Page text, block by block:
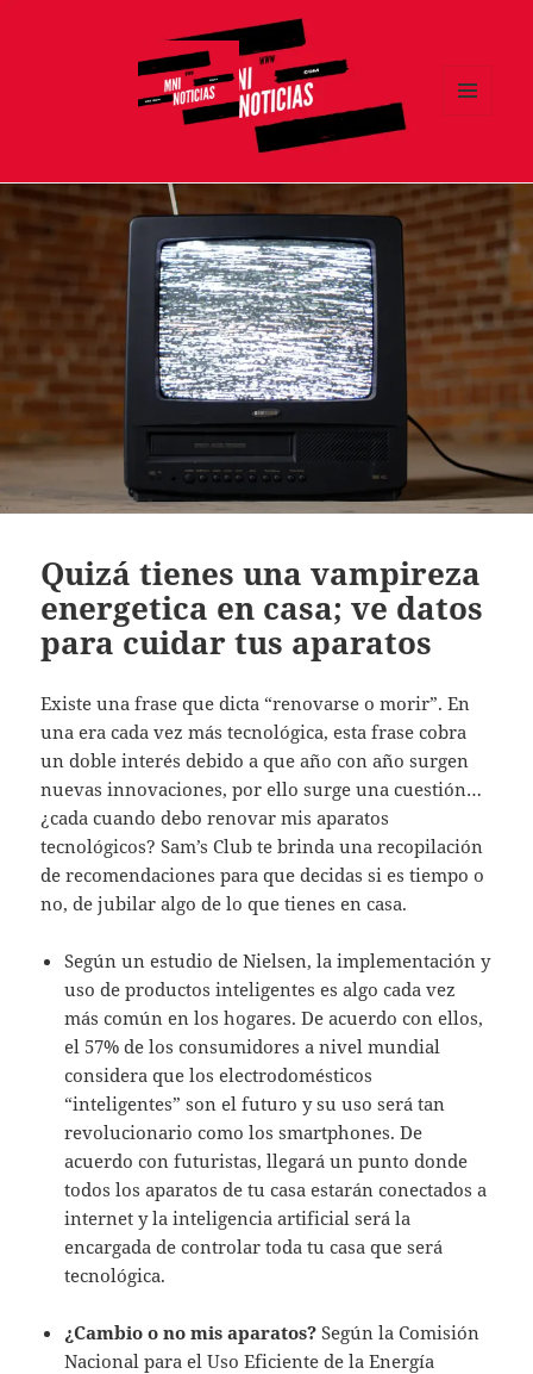
Quizá tienes una vampireza
energetica en casa; ve datos
para cuidar tus aparatos
Existe una frase que dicta “renovarse o morir”. En
una era cada vez más tecnológica, esta frase cobra
un doble interés debido a que año con año surgen
nuevas innovaciones, por ello surge una cuestión…
¿cada cuando debo renovar mis aparatos
tecnológicos? Sam’s Club te brinda una recopilación
de recomendaciones para que decidas si es tiempo o
no, de jubilar algo de lo que tienes en casa.
Según un estudio de Nielsen, la implementación y
uso de productos inteligentes es algo cada vez
más común en los hogares. De acuerdo con ellos,
el 57% de los consumidores a nivel mundial
considera que los electrodomésticos
“inteligentes” son el futuro y su uso será tan
revolucionario como los smartphones. De
acuerdo con futuristas, llegará un punto donde
todos los aparatos de tu casa estarán conectados a
internet y la inteligencia artificial será la
encargada de controlar toda tu casa que será
tecnológica.
¿Cambio o no mis aparatos? Según la Comisión
Nacional para el Uso Eficiente de la Energía